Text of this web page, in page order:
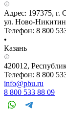
Адрес: 197375, г.
ул. Ново-
Телефон: 8 800
•
Казань
420012,
Телефон: 8 800
info@pbu.ru
8 800 533 88 09